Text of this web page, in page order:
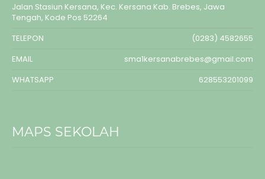
Jalan Stasiun Kersana, Kec. Kersana Kab. Brebes, Jawa
Tengah, Kode Pos 52264
TELEPON
(0283) 4582655
EMAIL
sma1kersanabrebes@gmail.com
WHATSAPP
628553201099
MAPS SEKOLAH